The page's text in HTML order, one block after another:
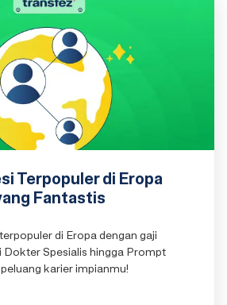
Terpopuler di Eropa
Fantastis
di Eropa dengan gaji
Dokter Spesialis hingga Prompt
karier impianmu!